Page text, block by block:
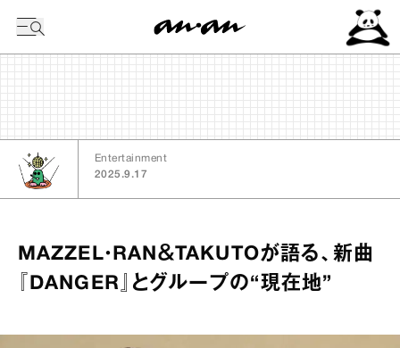
Entertainment
2025.9.17
MAZZEL・RAN＆TAKUTOが語る、新曲
『DANGER』とグループの“現在地”